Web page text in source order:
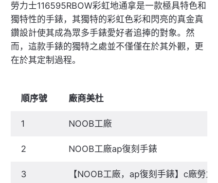
勞力士116595RBOW彩虹地通拿是一款極具特色和
獨特性的手錶，其獨特的彩虹色彩和閃亮的真金真
鑽設計使其成為眾多手錶愛好者追捧的對象。然
而，這款手錶的獨特之處並不僅僅在於其外觀，更
在於其定制過程。
順序號 廠商美杜
1 NOOB工廠
2 NOOB工廠ap復刻手錶
3 【NOOB工廠，ap復刻手錶】c廠勞